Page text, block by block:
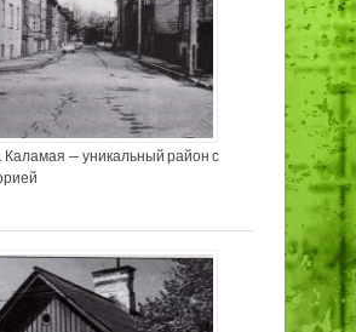
Каламая — уникальный район с